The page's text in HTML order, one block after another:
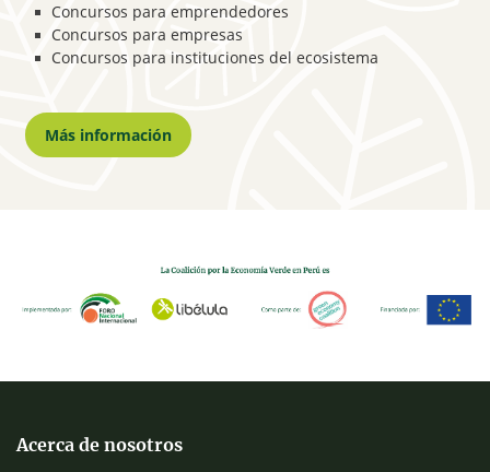
Concursos para emprendedores
Concursos para empresas
Concursos para instituciones del ecosistema
Más información
Acerca de nosotros